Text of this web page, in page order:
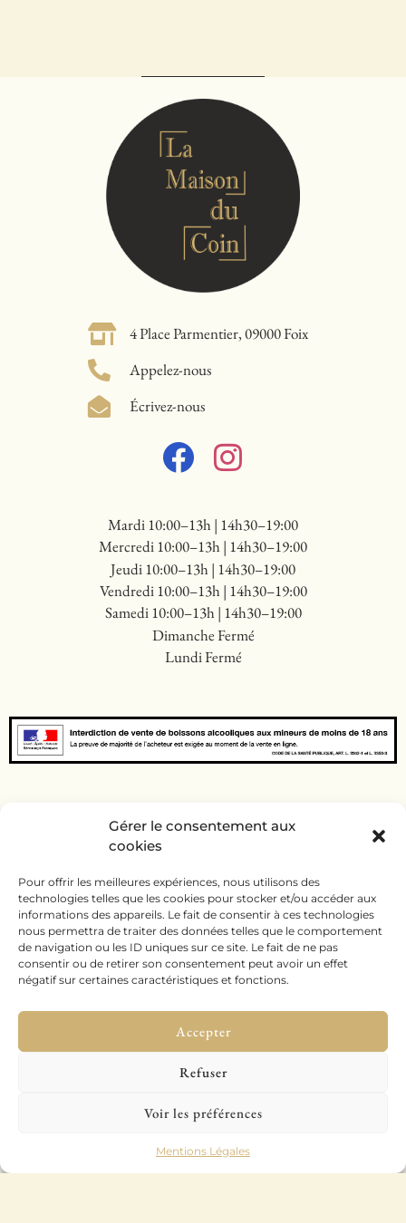
Gérer le consentement aux
cookies
Pour offrir les meilleures expériences, nous utilisons des
technologies telles que les cookies pour stocker et/ou accéder aux
informations des appareils. Le fait de consentir à ces technologies
nous permettra de traiter des données telles que le comportement
de navigation ou les ID uniques sur ce site. Le fait de ne pas
consentir ou de retirer son consentement peut avoir un effet
négatif sur certaines caractéristiques et fonctions.
Accepter
Refuser
Voir les préférences
Mentions Légales
4 Place Parmentier, 09000 Foix
Appelez-nous
Écrivez-nous
Mardi 10:00–13h | 14h30–19:00
Mercredi 10:00–13h | 14h30–19:00
Jeudi 10:00–13h | 14h30–19:00
Vendredi 10:00–13h | 14h30–19:00
Samedi 10:00–13h | 14h30–19:00
Dimanche Fermé
Lundi Fermé
Abonnez-vous à notre newsletter !
Je m'abonne